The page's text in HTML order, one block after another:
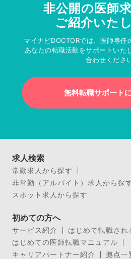
非公開の医師
ご紹介いた
マイナビDOCTORでは、医師専任
あなたの転職活動をサポートいた
合わせくださ
無料転職サポート
求人検索
常勤求人から探す
非常勤（アルバイト）求人から探
スポット求人から探す
初めての方へ
サービス紹介
はじめて転職され
はじめての医師転職マニュアル
キャリアパートナー紹介
拠点一